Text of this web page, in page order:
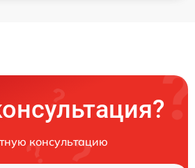
консультацию